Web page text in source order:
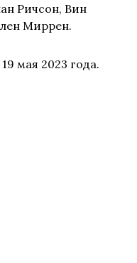
Ричсон, Вин
Миррен.
мая 2023 года.